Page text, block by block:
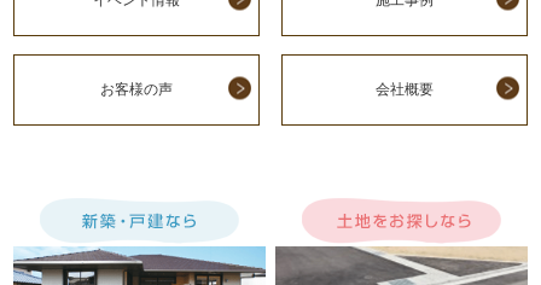
お客様の声 会社概要